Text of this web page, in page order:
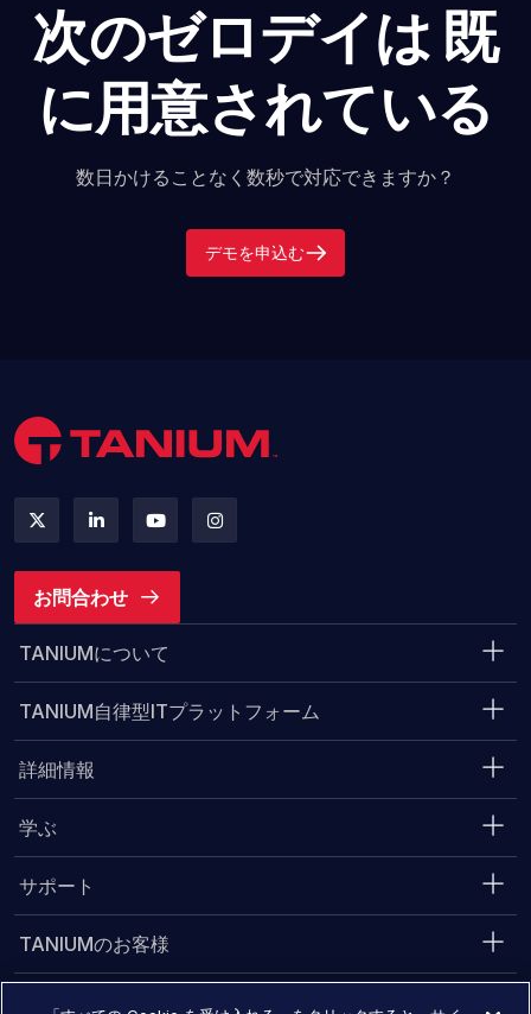
次のゼロデイは 既
に用意されている
数日かけることなく数秒で対応できますか？
デモを申込む
お問合わせ
TANIUMについて
TANIUM自律型ITプラットフォーム
詳細情報
学ぶ
サポート
TANIUMのお客様
パートナー